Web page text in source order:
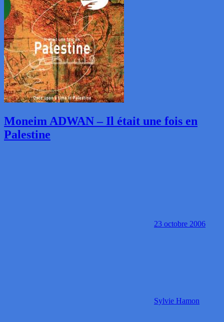
Moneim ADWAN – Il était une fois en
Palestine
23 octobre 2006
Sylvie Hamon